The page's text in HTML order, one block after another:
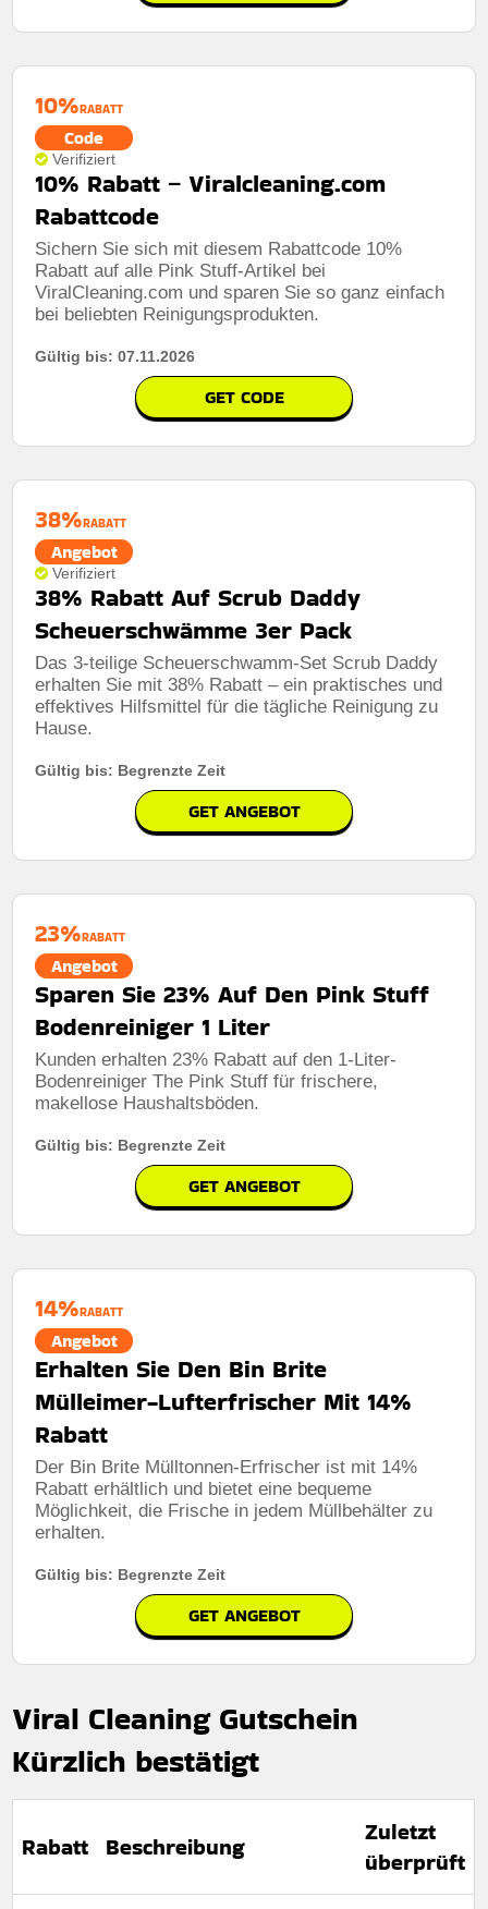
10%RABATT
Code
Verifiziert
10% Rabatt – Viralcleaning.com
Rabattcode
Sichern Sie sich mit diesem Rabattcode 10%
Rabatt auf alle Pink Stuff-Artikel bei
ViralCleaning.com und sparen Sie so ganz einfach
bei beliebten Reinigungsprodukten.
Gültig bis: 07.11.2026
GET CODE
38%RABATT
Angebot
Verifiziert
38% Rabatt Auf Scrub Daddy
Scheuerschwämme 3er Pack
Das 3-teilige Scheuerschwamm-Set Scrub Daddy
erhalten Sie mit 38% Rabatt – ein praktisches und
effektives Hilfsmittel für die tägliche Reinigung zu
Hause.
Gültig bis: Begrenzte Zeit
GET ANGEBOT
23%RABATT
Angebot
Sparen Sie 23% Auf Den Pink Stuff
Bodenreiniger 1 Liter
Kunden erhalten 23% Rabatt auf den 1-Liter-
Bodenreiniger The Pink Stuff für frischere,
makellose Haushaltsböden.
Gültig bis: Begrenzte Zeit
GET ANGEBOT
14%RABATT
Angebot
Erhalten Sie Den Bin Brite
Mülleimer-Lufterfrischer Mit 14%
Rabatt
Der Bin Brite Mülltonnen-Erfrischer ist mit 14%
Rabatt erhältlich und bietet eine bequeme
Möglichkeit, die Frische in jedem Müllbehälter zu
erhalten.
Gültig bis: Begrenzte Zeit
GET ANGEBOT
Viral Cleaning Gutschein
Kürzlich bestätigt
Rabatt Beschreibung
Zuletzt
überprüft